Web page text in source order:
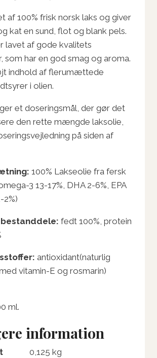
af 100% frisk norsk laks og giver
kat en sund, flot og blank pels.
lavet af gode kvalitets
som har en god smag og aroma.
indhold af flerumættede
i olien.
et doseringsmål, der gør det
den rette mængde laksolie,
på siden af
100% Lakseolie fra fersk
3 13-17%, DHA 2-6%, EPA
2%)
fedt 100%, protein
antioxidant(naturlig
vitamin-E og rosmarin)
ml.
information
0,125 kg